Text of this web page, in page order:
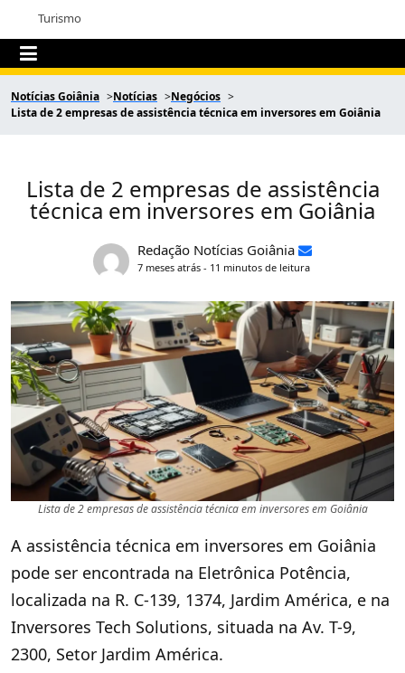
Turismo
Notícias Goiânia Notícias
Negócios
Lista de 2 empresas de assistência técnica em inversores em Goiânia
Lista de 2 empresas de assistência
técnica em inversores em Goiânia
Redação Notícias Goiânia
7 meses atrás - 11 minutos de leitura
Lista de 2 empresas de assistência técnica em inversores em Goiânia
A assistência técnica em inversores em Goiânia
pode ser encontrada na Eletrônica Potência,
localizada na R. C-139, 1374, Jardim América, e na
Inversores Tech Solutions, situada na Av. T-9,
2300, Setor Jardim América.